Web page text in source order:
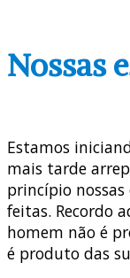
Nossas
Estamos
mais tarde
princípio nossas
feitas. Recordo
homem não é
é produto das